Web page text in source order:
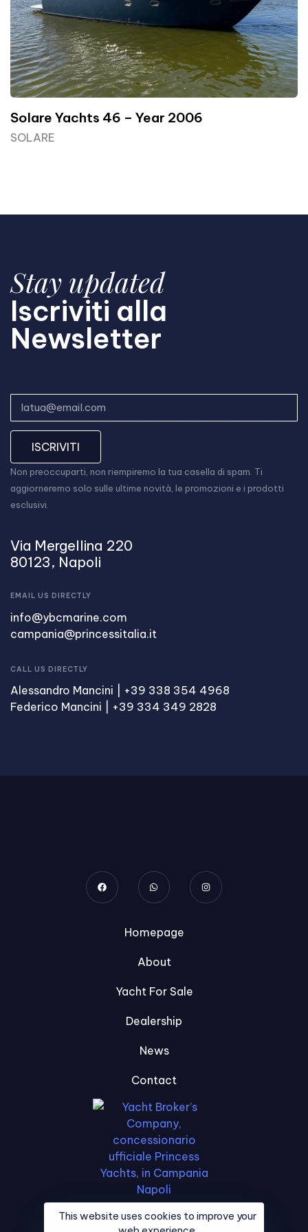
Solare Yachts 46 – Year 2006
SOLARE
Stay updated
Iscriviti alla
Newsletter
ISCRIVITI
Non preoccuparti, non riempiremo la tua casella di spam. Ti
aggiorneremo solo sulle ultime novità, le promozioni e i prodotti
esclusivi.
Via Mergellina 220
80123, Napoli
EMAIL US DIRECTLY
info@ybcmarine.com
campania@princessitalia.it
CALL US DIRECTLY
Alessandro Mancini | +39 338 354 4968
Federico Mancini | +39 334 349 2828
Homepage
About
Yacht For Sale
Dealership
News
Contact
This website uses cookies to improve your